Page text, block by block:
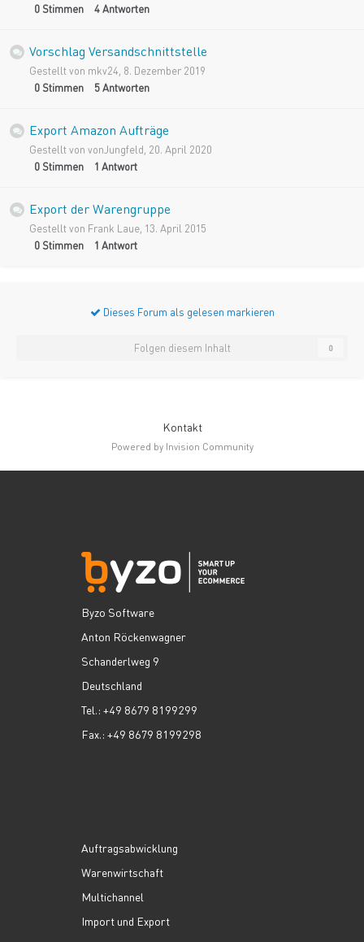
0 Stimmen 4Antworten
Vorschlag Versandschnittstelle
Gestellt von mkv24, 8. Dezember 2019
0 Stimmen 5Antworten
Export Amazon Aufträge
Gestellt von vonJungfeld, 20. April 2020
0 Stimmen 1 Antwort
Export der Warengruppe
Gestellt von Frank Laue, 13. April 2015
0 Stimmen 1 Antwort
Dieses Forum als gelesen markieren
Folgen diesem Inhalt 0
Kontakt
Powered by Invision Community
Byzo Software
Anton Röckenwagner
Schanderlweg 9
Deutschland
Tel.: +49 8679 8199299
Fax.: +49 8679 8199298
Auftragsabwicklung
Warenwirtschaft
Multichannel
Import und Export